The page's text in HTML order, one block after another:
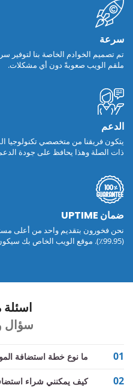
سرعة
تم تصميم الخوادم الخاصة بنا لتوفير
ملقم الويب صعوبةً دون أي مشكلات.
الدعم
يتكون فريقنا من متخصصي تكنولوجيا
ذات الصلة وهذا يحافظ على جودة الدعم
ضمان UPTIME
نحن فخورون بتقديم واحد من أعلى
(99.95٪). موقع الويب الخاص بك سيكون دائما وتشغيلها.
اسئلة
سؤال
01 ما نوع خطة استضافة
02 كيف يمكنني شراء